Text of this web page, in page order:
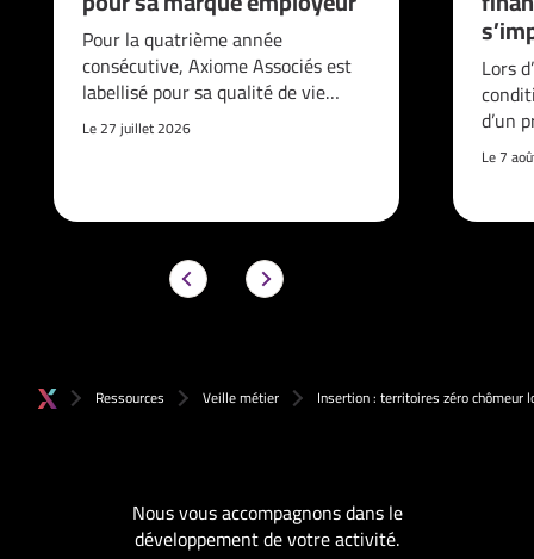
Pour la quatrième année
consécutive, Axiome Associés est
labellisé pour sa qualité de vie…
Le 27 juillet 2026
Lors
d’un
Le 7
Ressources Veille métier Insertion : territoires zéro chômeur
Nous vous accompagnons dans le
développement de votre activité.